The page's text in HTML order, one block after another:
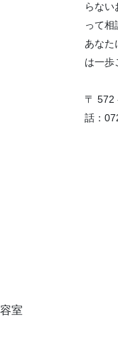
室
らない
って相
あなた
は一歩
〒 572
話：